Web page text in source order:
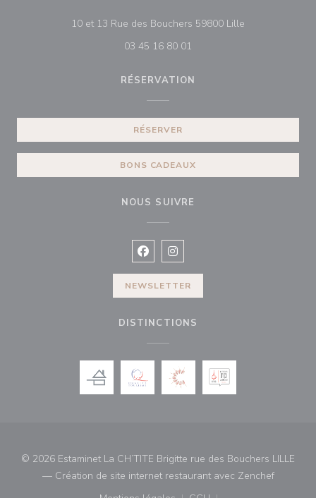
10 et 13 Rue des Bouchers 59800 Lille
03 45 16 80 01
RÉSERVATION
RÉSERVER
BONS CADEAUX
NOUS SUIVRE
Facebook ((ouvre une nouvelle
Instagram ((ouvre une
NEWSLETTER
DISTINCTIONS
© 2026 Estaminet La CH’TITE Brigitte rue des Bouchers LILLE
— Création de site internet restaurant avec Zenchef((ouvre